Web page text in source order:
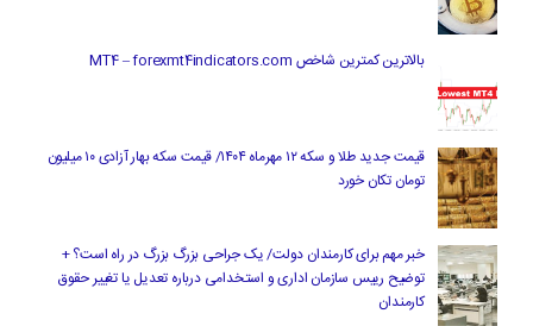
بالاترین کمترین شاخص MT4 – forexmt4indicators.com
قیمت جدید طلا و سکه ۱۲ مهرماه ۱۴۰۴/ قیمت سکه بهار آزادی ۱۰ میلیون
تومان تکان خورد
خبر مهم برای کارمندان دولت/ یک جراحی بزرگ بزرگ در راه است؟ +
توضیح رییس سازمان اداری و استخدامی درباره تعدیل یا تغییر حقوق
کارمندان